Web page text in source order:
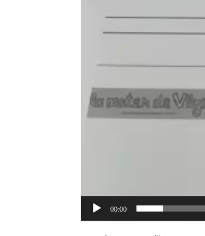
00:00